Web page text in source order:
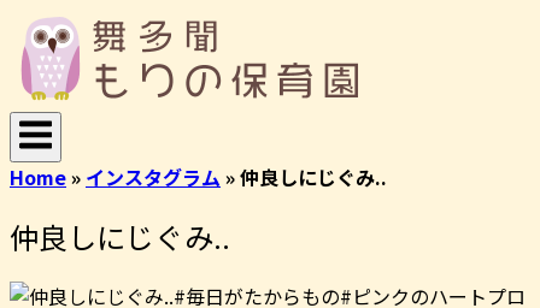
ン
テ
ン
ツ
へ
ス
キ
ッ
プ
ー
ム
Home» インスタグラム »仲良しにじぐみ..
仲良しにじぐみ..